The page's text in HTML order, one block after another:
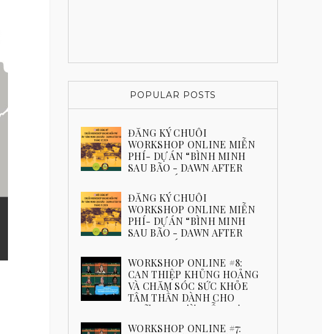
POPULAR POSTS
ĐĂNG KÝ CHUỖI
WORKSHOP ONLINE MIỄN
PHÍ- DỰ ÁN “BÌNH MINH
SAU BÃO - DAWN AFTER
YAGI” THÁNG 12.2024
ĐĂNG KÝ NGAYĐĂNG KÝ CHUỖI
WORKSHOP ONLINE MIỄN
PHÍ- DỰ ÁN “BÌNH MINH
SAU BÃO - DAWN AFTER
YAGI” THÁNG 11.2024
Đăng ký ngayWORKSHOP ONLINE #8:
CAN THIỆP KHỦNG HOẢNG
VÀ CHĂM SÓC SỨC KHỎE
TÂM THẦN DÀNH CHO
NHỮNG NGƯỜI HỖ TRỢ
📒 Chủ đề: Can thiệp khủng hoảng và chăm sóc
WORKSHOP ONLINE #7: